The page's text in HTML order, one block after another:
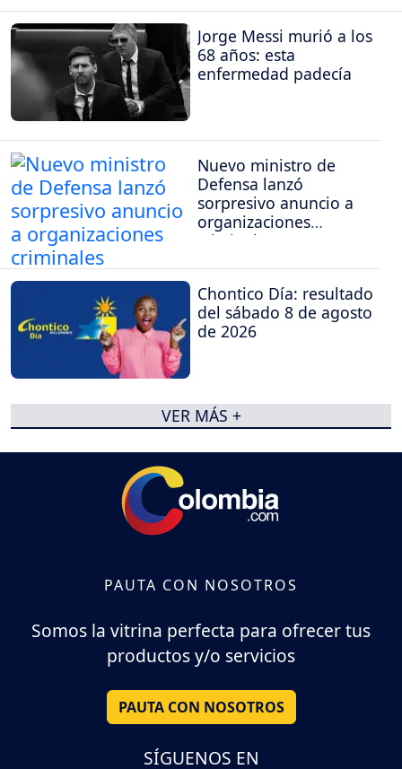
Jorge Messi murió a los
68 años: esta
enfermedad padecía
Nuevo ministro de
Defensa lanzó
sorpresivo anuncio a
organizaciones
criminales
Chontico Día: resultado
del sábado 8 de agosto
de 2026
VER MÁS +
PAUTA CON NOSOTROS
Somos la vitrina perfecta para ofrecer tus
productos y/o servicios
PAUTA CON NOSOTROS
SÍGUENOS EN